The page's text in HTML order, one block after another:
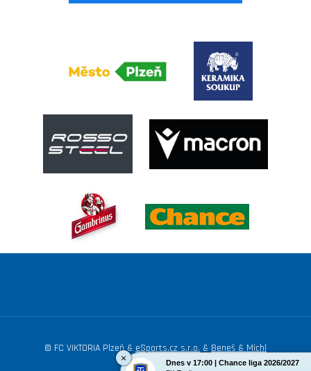
© FC VIKTORIA Plzeň & eSports.cz s.r.o. & Beneš & Michl
× Dnes v 17:00 | Chance liga 2026/2027